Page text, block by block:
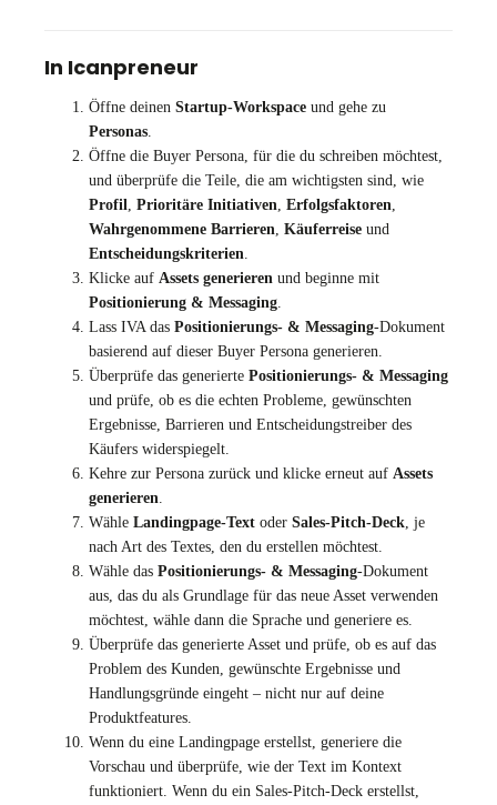
In Icanpreneur
Öffne deinen Startup-Workspace und gehe zu
Personas
Öffne die Buyer Persona, für die du schreiben möchtest,
und überprüfe die Teile, die am wichtigsten sind, wie
Profil
Prioritäre Initiativen Erfolgsfaktoren
Wahrgenommene Barrieren Käuferreise und
Entscheidungskriterien
Klicke auf Assets generieren und beginne mit
Positionierung & Messaging
Lass IVA das Positionierungs- & Messaging-Dokument
basierend auf dieser Buyer Persona generieren.
Überprüfe das generierte Positionierungs- & Messaging
und prüfe, ob es die echten Probleme, gewünschten
Ergebnisse, Barrieren und Entscheidungstreiber des
Käufers widerspiegelt.
Kehre zur Persona zurück und klicke erneut auf Assets
generieren
Wähle Landingpage-Text oder Sales-Pitch-Deck , je
nach Art des Textes, den du erstellen möchtest.
Wähle das Positionierungs- & Messaging-Dokument
aus, das du als Grundlage für das neue Asset verwenden
möchtest, wähle dann die Sprache und generiere es.
Überprüfe das generierte Asset und prüfe, ob es auf das
Problem des Kunden, gewünschte Ergebnisse und
Handlungsgründe eingeht – nicht nur auf deine
Produktfeatures.
Wenn du eine Landingpage erstellst, generiere die
Vorschau und überprüfe, wie der Text im Kontext
funktioniert. Wenn du ein Sales-Pitch-Deck erstellst,